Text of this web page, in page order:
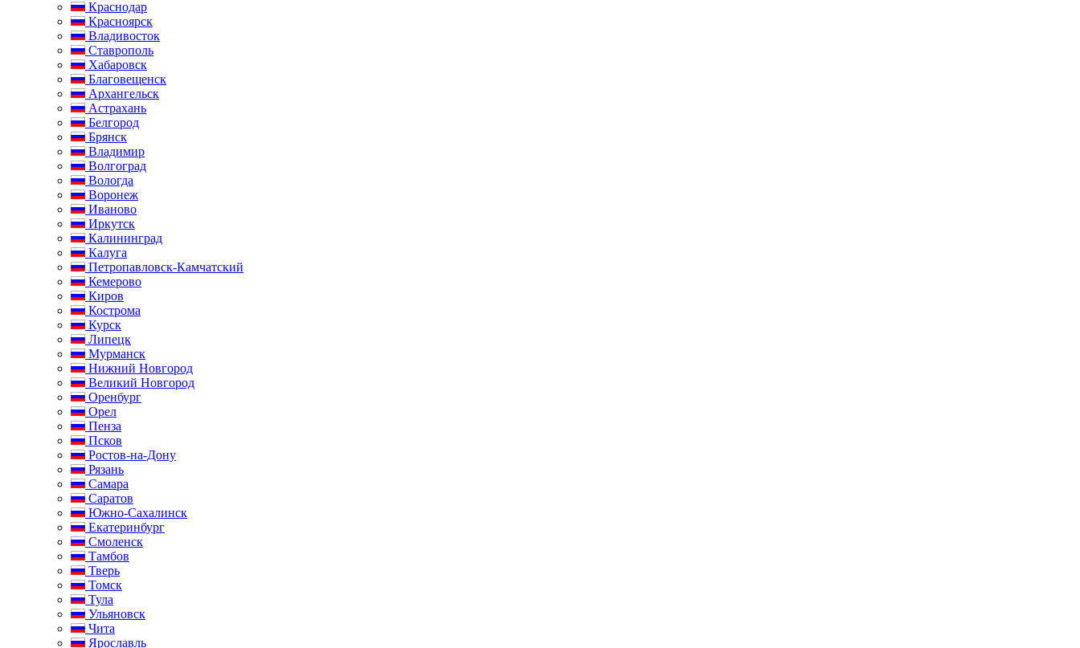
Краснодар
Красноярск
Владивосток
Ставрополь
Хабаровск
Благовещенск
Архангельск
Астрахань
Белгород
Брянск
Владимир
Волгоград
Вологда
Воронеж
Иваново
Иркутск
Калининград
Калуга
Петропавловск-Камчатский
Кемерово
Киров
Кострома
Курск
Липецк
Мурманск
Нижний Новгород
Великий Новгород
Оренбург
Орел
Пенза
Псков
Ростов-на-Дону
Рязань
Самара
Саратов
Южно-Сахалинск
Екатеринбург
Смоленск
Тамбов
Тверь
Томск
Тула
Ульяновск
Чита
Ярославль